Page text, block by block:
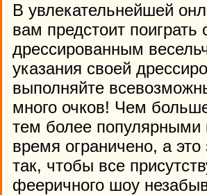
В увлекательнейшей
вам предстоит
дрессированным
указания своей
выполняйте
много очков! Чем
тем более популярными
время ограничено, а это
так, чтобы все
фееричного шоу